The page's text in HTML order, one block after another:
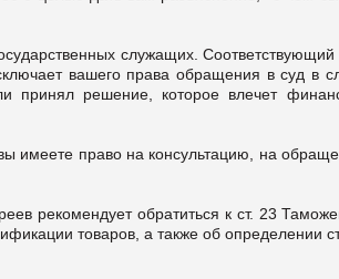
служащих. Соответствующий
вашего права обращения в суд в
принял решение, которое влечет
имеете право на консультацию, на
рекомендует обратиться к ст. 23
товаров, а также об определении